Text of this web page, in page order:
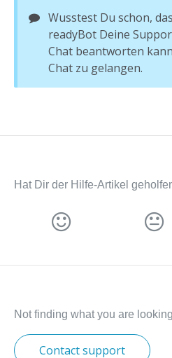
Wusstest Du schon,
readyBot Deine
Chat beantworten
Chat zu gelangen.
Hat Dir der Hilfe-Artikel
Not finding what you are
Contact support